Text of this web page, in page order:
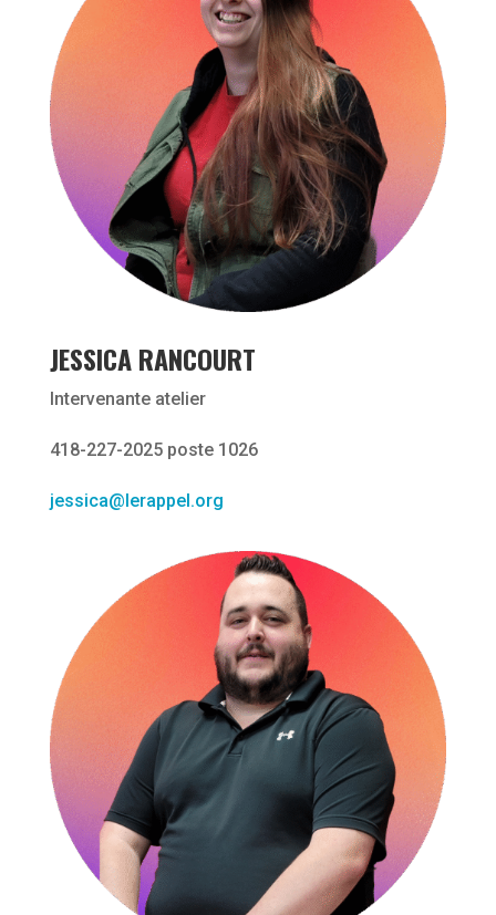
JESSICA RANCOURT
Intervenante atelier
418-227-2025 poste 1026
jessica@lerappel.org